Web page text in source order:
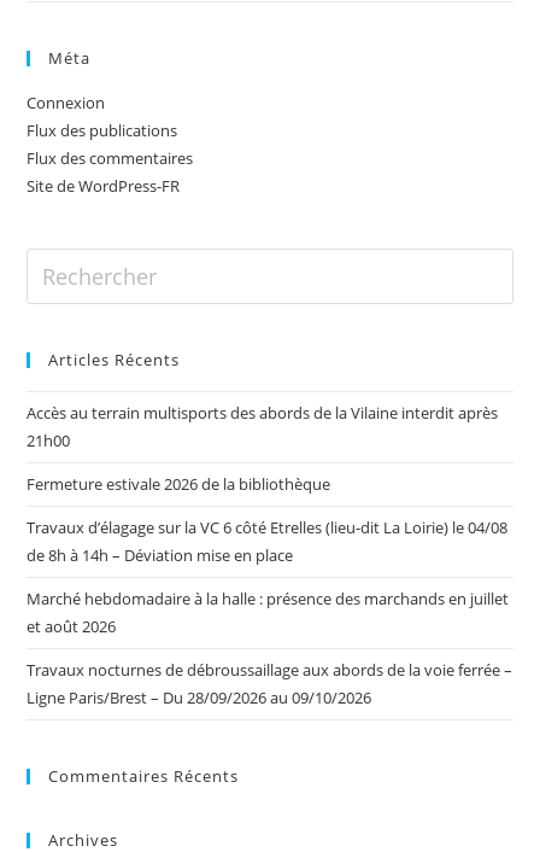
Méta
Connexion
Flux des publications
Flux des commentaires
Site de WordPress-FR
Articles Récents
Accès au terrain multisports des abords de la Vilaine interdit après
21h00
Fermeture estivale 2026 de la bibliothèque
Travaux d’élagage sur la VC 6 côté Etrelles (lieu-dit La Loirie) le 04/08
de 8h à 14h – Déviation mise en place
Marché hebdomadaire à la halle : présence des marchands en juillet
et août 2026
Travaux nocturnes de débroussaillage aux abords de la voie ferrée –
Ligne Paris/Brest – Du 28/09/2026 au 09/10/2026
Commentaires Récents
Archives